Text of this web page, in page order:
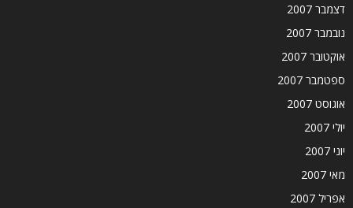
דצמבר 2007
נובמבר 2007
אוקטובר 2007
ספטמבר 2007
אוגוסט 2007
יולי 2007
יוני 2007
מאי 2007
אפריל 2007